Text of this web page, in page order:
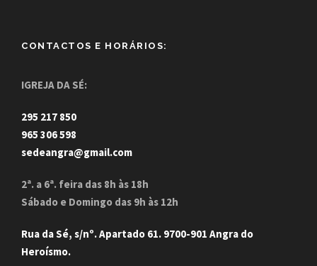
CONTACTOS E HORÁRIOS:
IGREJA DA SÉ:
295 217 850
965 306 598
sedeangra@gmail.com
2ª. a 6ª. feira das 8h às 18h
Sábado e Domingo das 9h às 12h
Rua da Sé, s/nº. Apartado 61. 9700-901 Angra do
Heroísmo.